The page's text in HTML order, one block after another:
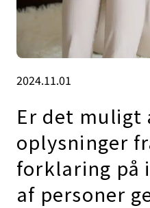
2024.11.01
Er det muligt
oplysninger
forklaring på
af personer